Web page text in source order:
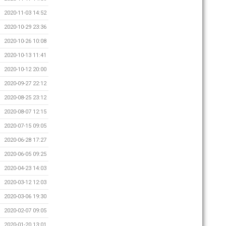
2020-11-03 14:52
2020-10-29 23:36
2020-10-26 10:08
2020-10-13 11:41
2020-10-12 20:00
2020-09-27 22:12
2020-08-25 23:12
2020-08-07 12:15
2020-07-15 09:05
2020-06-28 17:27
2020-06-05 09:25
2020-04-23 14:03
2020-03-12 12:03
2020-03-06 19:30
2020-02-07 09:05